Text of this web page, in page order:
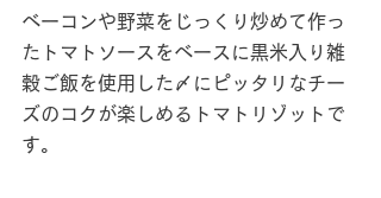
ベーコンや野菜をじっくり炒めて作っ
たトマトソースをベースに黒米入り雑
穀ご飯を使用した〆にピッタリなチー
ズのコクが楽しめるトマトリゾットで
す。